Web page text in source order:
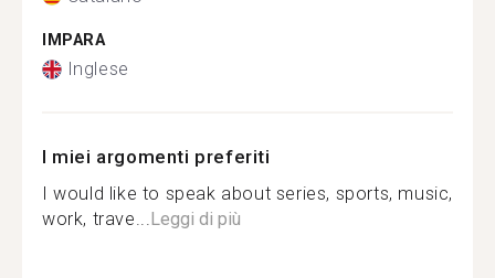
IMPARA
Inglese
I miei argomenti preferiti
I would like to speak about series, sports, music,
work, trave...Leggi di più